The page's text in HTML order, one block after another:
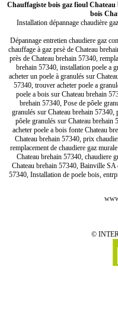
Chauffagiste bois gaz fioul
bois
Installation dépannage chaudière
Dépannage entretien chaudiere gaz
chauffage à gaz prsè de Chateau
près de Chateau brehain 57340,
brehain 57340, installation poele a
acheter un poele à granulés sur
57340, trouver acheter poele a
poele a bois sur Chateau brehain
brehain 57340, Pose de pôele
granulés sur Chateau brehain 57340,
pôele granulés sur Chateau brehain
acheter poele a bois fonte Chateau
Chateau brehain 57340, prix
remplacement de chaudiere gaz
Chateau brehain 57340, chaudiere
Chateau brehain 57340, Bainville SA
57340, Installation de poele bois,
©